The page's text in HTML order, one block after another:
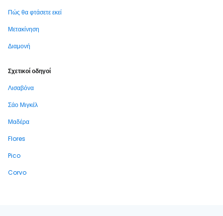
Πώς θα φτάσετε εκεί
Μετακίνηση
Διαμονή
Σχετικοί οδηγοί
Λισαβόνα
Σάο Μιγκέλ
Μαδέρα
Flores
Pico
Corvo